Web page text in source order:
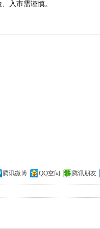
入市需谨慎。
腾讯微博 QQ空间 腾讯朋友